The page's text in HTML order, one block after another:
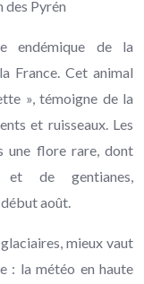
des Pyrén
endémique de la
France. Cet animal
», témoigne de la
et ruisseaux. Les
une flore rare, dont
et de gentianes,
août.
mieux vaut
: la météo en haute